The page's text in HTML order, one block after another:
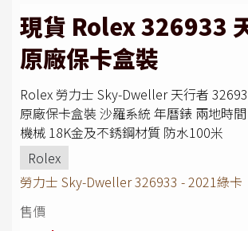
現貨 Rolex 326933
原廠保卡盒裝
Rolex 勞力士 Sky-Dweller 天行者
原廠保卡盒裝 沙羅系統 年曆錶 兩地時
機械 18K金及不銹鋼材質 防水100米
Rolex
勞力士 Sky-Dweller 326933 - 2021綠卡
售價